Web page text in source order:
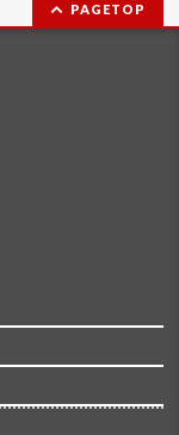
PAGETOP